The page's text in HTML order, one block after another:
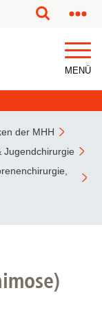
MENÜ
der MHH
Jugendchirurgie